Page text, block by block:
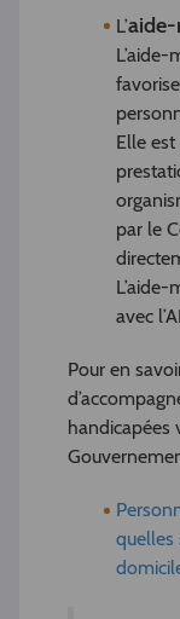
L’aide-
Elle
par le
avec
Pour en
handicapées
quelles